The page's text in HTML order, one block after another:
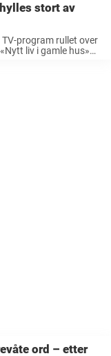
stort av
program rullet over
liv i gamle hus»
ord – etter